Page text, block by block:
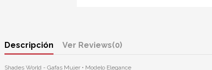
Descripción Reviews(0)
Shades World - Gafas Mujer • Modelo Elegance